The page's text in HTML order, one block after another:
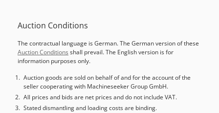
borstelmotor: 4 x 7,5 kW Afmetingen: ca. L 2,20 x B 1,50 x H
materiaaldoorvoer - Traploze doorvoersnelheid 0-10 m/min
- Plaatdikte instelling: Handzwengel met wormwiel en
schaalverdeling, traploos - Instelling borsteldiepte:
handzwengel met wormwiel en schaalverdeling, traploos -
Diverse accessoires - Bedieningsinstructies Alle informatie
zonder garantie. Een demonstratie is altijd mogelijk in
onze showroom.
Auction Conditions
The contractual language is German. The German version of these
Auction Conditions shall prevail. The English version is for
information purposes only.
Auction goods are sold on behalf of and for the account of the
seller cooperating with Machineseeker Group GmbH.
All prices and bids are net prices and do not include VAT.
Stated dismantling and loading costs are binding.